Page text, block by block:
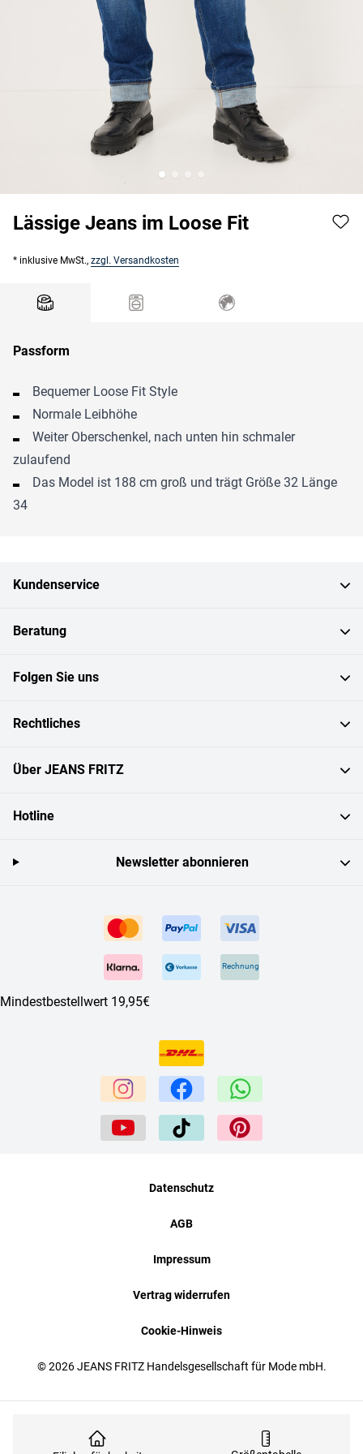
Lässige Jeans im Loose Fit
* inklusive MwSt., zzgl. Versandkosten
Passform
Bequemer Loose Fit Style
Normale Leibhöhe
Weiter Oberschenkel, nach unten hin schmaler
zulaufend
Das Model ist 188 cm groß und trägt Größe 32 Länge
34
Kundenservice
Beratung
Folgen Sie uns
Rechtliches
Über JEANS FRITZ
Hotline
Rechnung
Mindestbestellwert 19,95€
Newsletter abonnieren
© 2026 JEANS FRITZ Handelsgesellschaft für Mode mbH.
Datenschutz
AGB
Impressum
Vertrag widerrufen
Cookie-Hinweis